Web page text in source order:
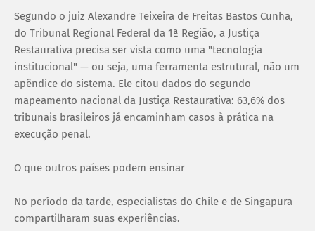
Segundo o juiz Alexandre Teixeira de Freitas Bastos Cunha,
do Tribunal Regional Federal da 1ª Região, a Justiça
Restaurativa precisa ser vista como uma "tecnologia
institucional" — ou seja, uma ferramenta estrutural, não um
apêndice do sistema. Ele citou dados do segundo
mapeamento nacional da Justiça Restaurativa: 63,6% dos
tribunais brasileiros já encaminham casos à prática na
execução penal.
O que outros países podem ensinar
No período da tarde, especialistas do Chile e de Singapura
compartilharam suas experiências.